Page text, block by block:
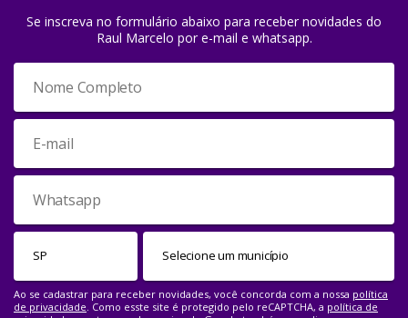
Se inscreva no formulário abaixo para receber novidades do
Raul Marcelo por e-mail e whatsapp.
Ao se cadastrar para receber novidades, você concorda com a nossa política
de privacidade. Como esste site é protegido pelo reCAPTCHA, a política de